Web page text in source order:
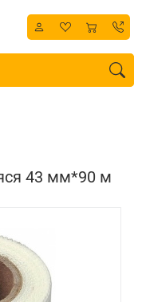
43 мм*90 м